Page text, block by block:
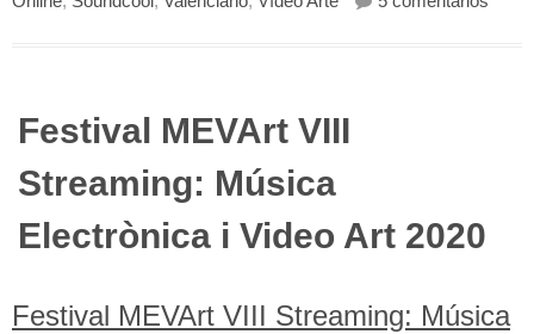
Festival MEVArt VIII
Streaming: Música
Electrònica i Video Art 2020
Festival MEVArt VIII Streaming: Música